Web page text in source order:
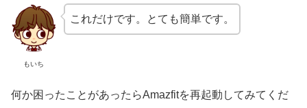
もいち
これだけです。とても簡単です。
何か困ったことがあったらAmazfitを再起動してみてくだ